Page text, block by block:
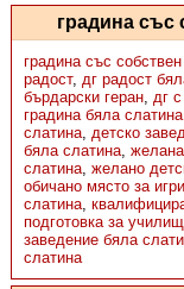
градина със
градина със
радост, дг радост
бърдарски геран, дг
градина бяла слатина
слатина, детско
бяла слатина,
слатина, желано
обичано място за
слатина,
подготовка за
заведение бяла
слатина